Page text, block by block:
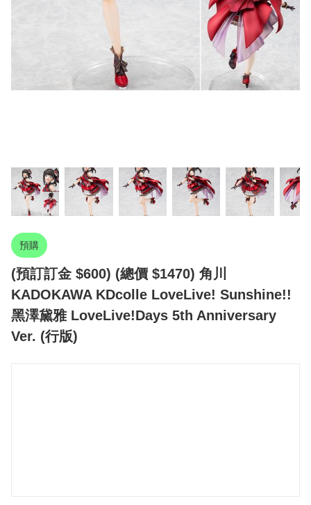
預購
(預訂訂金 $600) (總價 $1470) 角川
KADOKAWA KDcolle LoveLive! Sunshine!!
黑澤黛雅 LoveLive!Days 5th Anniversary
Ver. (行版)